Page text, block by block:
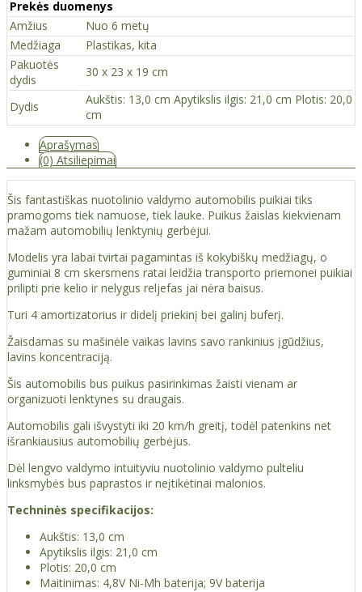
Prekės duomenys
Amžius
Nuo 6 metų
Medžiaga
Plastikas, kita
Pakuotės
dydis
30 x 23 x 19 cm
Dydis
Aukštis: 13,0 cm Apytikslis ilgis: 21,0 cm Plotis: 20,0
cm
Aprašymas
(0) Atsiliepimai
Šis fantastiškas nuotolinio valdymo automobilis puikiai tiks
pramogoms tiek namuose, tiek lauke. Puikus žaislas kiekvienam
mažam automobilių lenktynių gerbėjui.
Modelis yra labai tvirtai pagamintas iš kokybiškų medžiagų, o
guminiai 8 cm skersmens ratai leidžia transporto priemonei puikiai
prilipti prie kelio ir nelygus reljefas jai nėra baisus.
Turi 4 amortizatorius ir didelį priekinį bei galinį buferį.
Žaisdamas su mašinėle vaikas lavins savo rankinius įgūdžius,
lavins koncentraciją.
Šis automobilis bus puikus pasirinkimas žaisti vienam ar
organizuoti lenktynes ​​su draugais.
Automobilis gali išvystyti iki 20 km/h greitį, todėl patenkins net
išrankiausius automobilių gerbėjus.
Dėl lengvo valdymo intuityviu nuotolinio valdymo pulteliu
linksmybės bus paprastos ir neįtikėtinai malonios.
Techninės specifikacijos:
Aukštis: 13,0 cm
Apytikslis ilgis: 21,0 cm
Plotis: 20,0 cm
Maitinimas: 4,8V Ni-Mh baterija; 9V baterija